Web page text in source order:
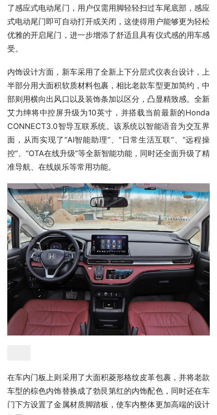
了感应式电动尾门，用户仅需用脚轻轻扫过车尾底部，感应
式电动尾门即可自动打开或关闭，这使得用户能够更为轻松
优雅的开启尾门，进一步增添了舒适且具有仪式感的用车感
受。
内饰设计方面，新车采用了全新上下分层式仪表台设计，上
半部分用大面积软质材料包裹，相比老款车型更加简约，中
部则用横向出风口以及装饰条加以区分，凸显精致感。全新
艾力绅将中控屏升级为10英寸，并搭载当前最新的Honda
CONNECT3.0智导互联系统。该系统以智能语音为交互界
面，从而实现了“AI智能助理”、“日常生活互联”、“远程操
控”、“OTA在线升级”等全新智能功能，同时还全面升级了精
准导航、在线娱乐等常用功能。
在车内门板上则采用了大面积菱形格纹皮革包裹，并将老款
车型的棕色内饰替换成了勃艮第红的内饰配色，同时还在车
门下方设置了金属材质脚踏板，使车内整体更加高端的设计